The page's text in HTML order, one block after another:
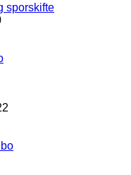
sporskifte